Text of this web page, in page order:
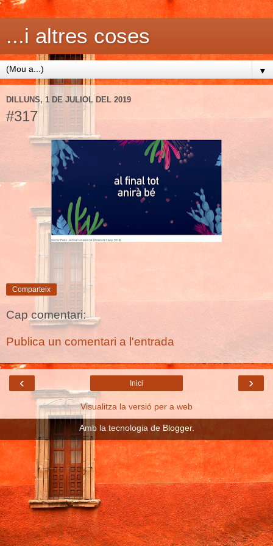
...i altres coses
▼
DILLUNS, 1 DE JULIOL DEL 2019
#317
Comparteix
Cap comentari:
Publica un comentari a l'entrada
‹ ›
Inici
Visualitza la versió per a web
Amb la tecnologia de Blogger.